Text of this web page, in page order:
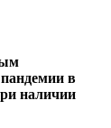
в
наличии